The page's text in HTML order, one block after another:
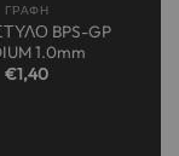
ΓΡΑΦΗ
BPS-GP
1.0mm
€1,40